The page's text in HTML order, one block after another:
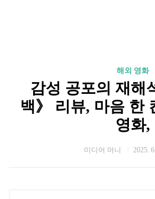
해외 영화
감성 공포의 재해
백》 리뷰, 마음 한
영화,
미디어 머니 2025.